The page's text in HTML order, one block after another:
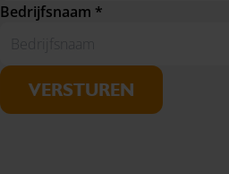
Bedrijfsnaam *
VERSTUREN